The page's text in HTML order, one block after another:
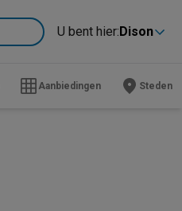
U bent hier:Dison
Aanbiedingen Steden